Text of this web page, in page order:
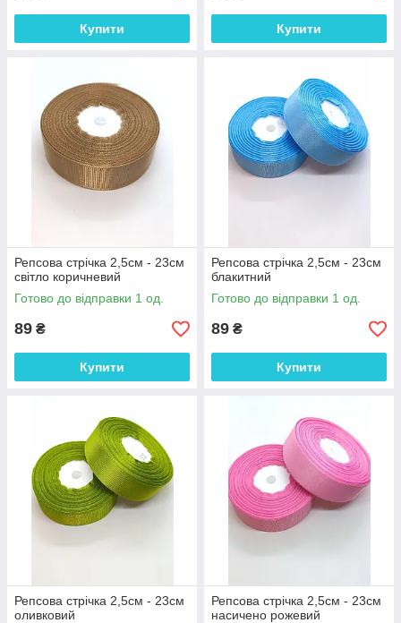
Купити Купити
Репсова стрічка 2,5см - 23см
світло коричневий
Готово до відправки 1 од.
89 ₴
Купити
Репсова стрічка 2,5см - 23см
блакитний
Готово до відправки 1 од.
89 ₴
Купити
Репсова стрічка 2,5см - 23см
оливковий
Репсова стрічка 2,5см - 23см
насичено рожевий